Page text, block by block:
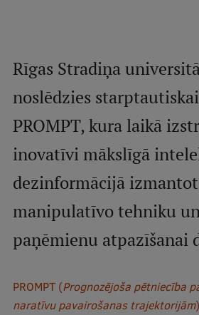
Pamatstudiju programmas
Maģistra studiju programmas
Doktorantūra
Rezidentūra
Uzņemšana
Praktiska informācija
Rīgas Stradiņa
noslēdzies
PROMPT, kura laikā
inovatīvi mākslīgā
dezinformācijā
manipulatīvo tehniku
paņēmienu atpazīšanai
PROMPT (Prognozējoša pētniecība
naratīvu pavairošanas trajektorijām)